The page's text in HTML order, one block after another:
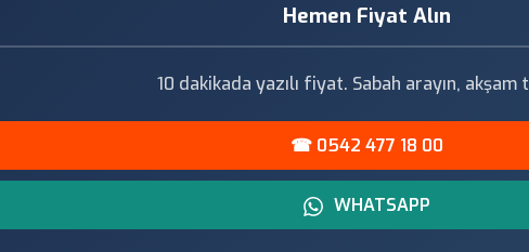
Hemen Fiyat Alın
10 dakikada yazılı fiyat. Sabah arayın, akşam
☎ 0542 477 18 00
WHATSAPP